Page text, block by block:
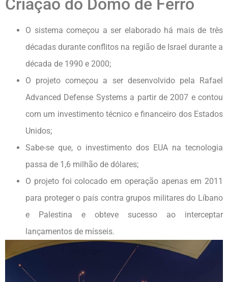
Criação do Domo de Ferro
O sistema começou a ser elaborado há mais de três
décadas durante conflitos na região de Israel durante a
década de 1990 e 2000;
O projeto começou a ser desenvolvido pela Rafael
Advanced Defense Systems a partir de 2007 e contou
com um investimento técnico e financeiro dos Estados
Unidos;
Sabe-se que, o investimento dos EUA na tecnologia
passa de 1,6 milhão de dólares;
O projeto foi colocado em operação apenas em 2011
para proteger o país contra grupos militares do Líbano
e Palestina e obteve sucesso ao interceptar
lançamentos de mísseis.